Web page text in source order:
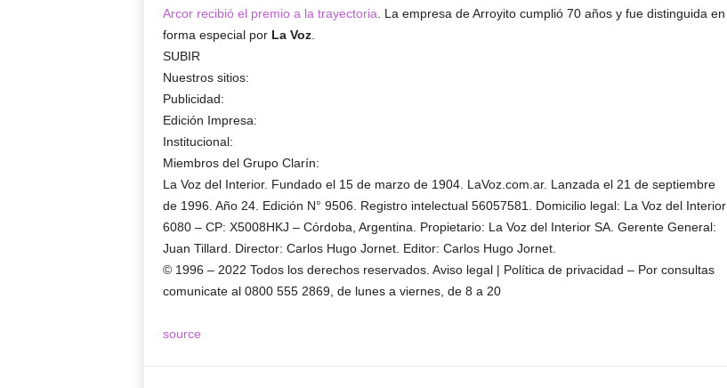
Arcor recibió el premio a la trayectoria . La empresa de Arroyito cumplió 70 años y fue distinguida en
forma especial por La Voz.
SUBIR
Nuestros sitios:
Publicidad:
Edición Impresa:
Institucional:
Miembros del Grupo Clarín:
La Voz del Interior. Fundado el 15 de marzo de 1904. LaVoz.com.ar. Lanzada el 21 de septiembre
de 1996. Año 24. Edición N° 9506 . Registro intelectual 56057581. Domicilio legal: La Voz del Interior
6080 – CP: X5008HKJ – Córdoba, Argentina. Propietario: La Voz del Interior SA. Gerente General:
Juan Tillard. Director: Carlos Hugo Jornet. Editor: Carlos Hugo Jornet.
© 1996 – 2022 Todos los derechos reservados. Aviso legal | Política de privacidad – Por consultas
comunicate al 0800 555 2869, de lunes a viernes, de 8 a 20
source